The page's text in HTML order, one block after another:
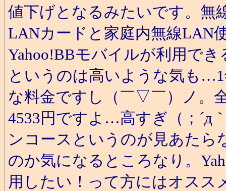
値下げとなるみたいです。無
LANカードと家庭内無線LAN
Yahoo!BBモバイルが利用で
というのは高いような気も
な料金ですし（￣▽￣）ノ。
4533円ですよ…高すぎ（；´д
ンコースというのが見あた
のか気になるところなり。
用したい！って方にはオスス